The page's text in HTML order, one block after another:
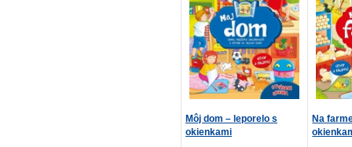
Môj dom – leporelo s
okienkami
Na